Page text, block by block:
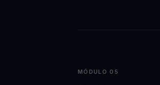
MÓDULO 05